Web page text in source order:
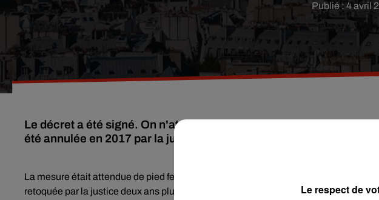
Publié : 4 avril
Le décret a été signé. On n'attend plus que sa publication au
été annulée en 2017 par la justice.
La mesure était attendue de pied ferme par la mairie de Paris. Mise en place une
retoquée par la justice deux ans plus tard, l’encadrement des loyers devrait à
Le respect de